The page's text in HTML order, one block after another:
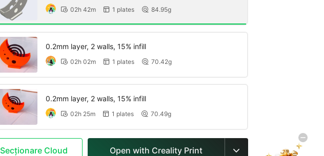
 02h 42m  1 plates  84.95g
0.2mm layer, 2 walls, 15% infill
 02h 02m  1 plates  70.42g
0.2mm layer, 2 walls, 15% infill
 02h 25m  1 plates  70.49g
Secționare Cloud Open with Creality Print 